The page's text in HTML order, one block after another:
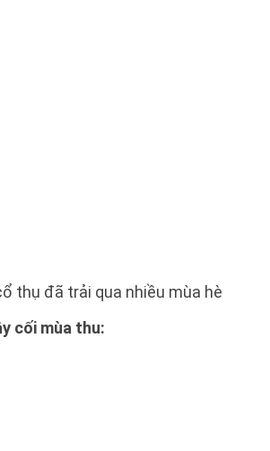
thụ đã trải qua nhiều mùa hè
cối mùa thu: